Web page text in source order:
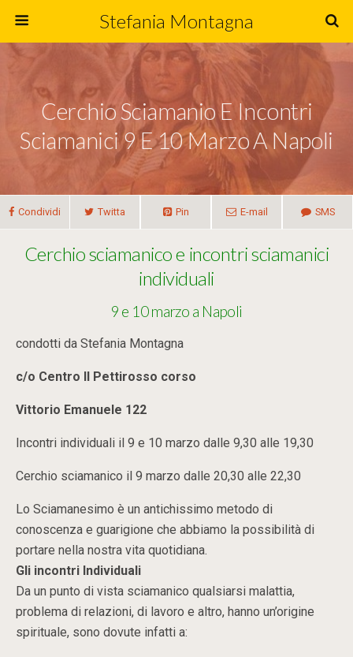
Stefania Montagna
Cerchio Sciamanio E Incontri
Sciamanici 9 E 10 Marzo A Napoli
Condividi Twitta Pin E-mail SMS
Cerchio sciamanico e incontri sciamanici
individuali
9 e 10 marzo a Napoli
condotti da Stefania Montagna
c/o Centro Il Pettirosso corso
Vittorio Emanuele 122
Incontri individuali il 9 e 10 marzo dalle 9,30 alle 19,30
Cerchio sciamanico il 9 marzo dalle 20,30 alle 22,30
Lo Sciamanesimo è un antichissimo metodo di
conoscenza e guarigione che abbiamo la possibilità di
portare nella nostra vita quotidiana.
Gli incontri Individuali
Da un punto di vista sciamanico qualsiarsi malattia,
problema di relazioni, di lavoro e altro, hanno un’origine
spirituale, sono dovute infatti a: